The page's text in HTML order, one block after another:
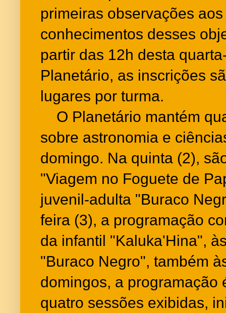
primeiras observações
conhecimentos desses
partir das 12h desta
Planetário, as inscrições
lugares por turma.
O Planetário mantém
sobre astronomia e
domingo. Na quinta (2),
"Viagem no Foguete de
juvenil-adulta "Buraco
feira (3), a programação
da infantil "Kaluka'Hina",
"Buraco Negro", também
domingos, a programação
quatro sessões exibidas,